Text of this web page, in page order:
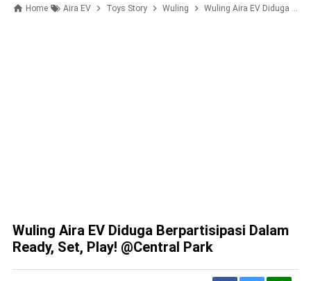
Home Aira EV Toys Story Wuling Wuling Aira EV Diduga Berpartisipasi Dalam Ready, Set, Play! @Central Park
Wuling Aira EV Diduga Berpartisipasi Dalam
Ready, Set, Play! @Central Park